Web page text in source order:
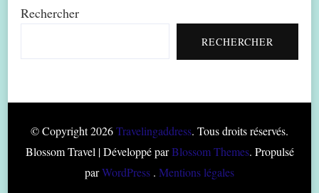
Rechercher
RECHERCHER
© Copyright 2026Travelingaddress. Tous droits réservés.
Blossom Travel | Développé parBlossom Themes. Propulsé
parWordPress . Mentions légales